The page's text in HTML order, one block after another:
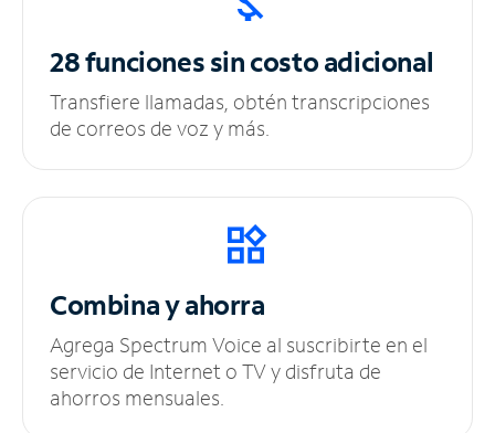
28 funciones sincosto adicional
Transfiere llamadas, obtén transcripciones
de correos de voz y más.
Combina y ahorra
Agrega Spectrum Voice al suscribirte en el
servicio de Internet o TV y disfruta de
ahorros mensuales.